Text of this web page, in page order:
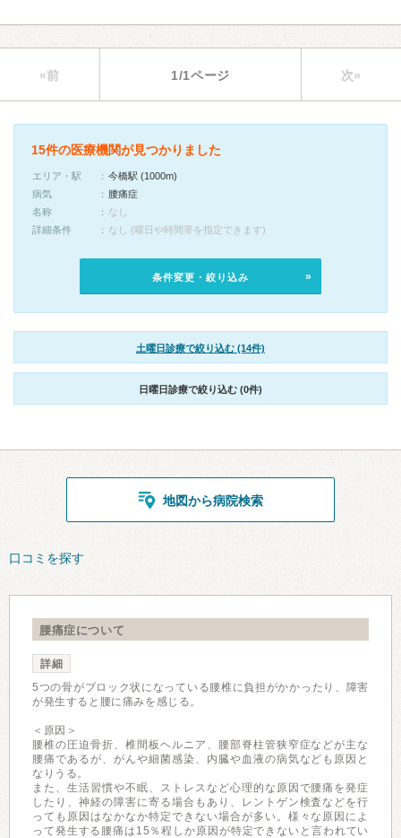
«前 1/1ページ 次»
15件の医療機関が見つかりました
エリア・駅
今橋駅 (1000m)
病気
腰痛症
名称
なし
詳細条件
なし (曜日や時間帯を指定できます)
条件変更・絞り込み
土曜日診療で絞り込む (14件)
日曜日診療で絞り込む (0件)
地図から病院検索
口コミを探す
腰痛症について
詳細
5つの骨がブロック状になっている腰椎に負担がかかったり、障害
が発生すると腰に痛みを感じる。
＜原因＞
腰椎の圧迫骨折、椎間板ヘルニア、腰部脊柱管狭窄症などが主な
腰痛であるが、がんや細菌感染、内臓や血液の病気なども原因と
なりうる。
また、生活習慣や不眠、ストレスなど心理的な原因で腰痛を発症
したり、神経の障害に寄る場合もあり、レントゲン検査などを行
っても原因はなかなか特定できない場合が多い。様々な原因によ
って発生する腰痛は15％程しか原因が特定できないと言われてい